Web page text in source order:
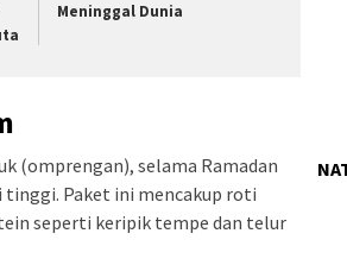
Meninggal Dunia
(omprengan), selama Ramadan
Paket ini mencakup roti
seperti keripik tempe dan telur